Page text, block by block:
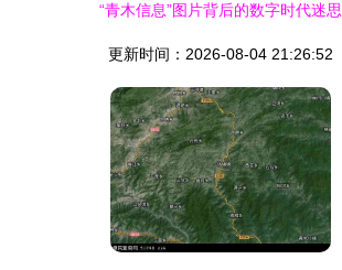
“青木信息”图片背后的数字时代迷思
更新时间：2026-08-04 21:26:52